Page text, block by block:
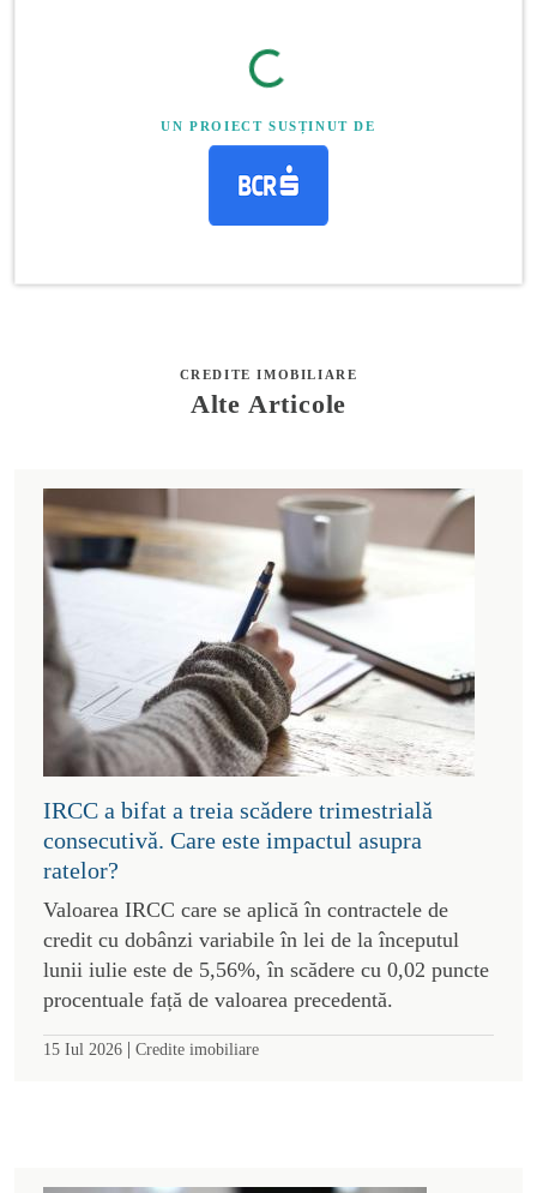
UN PROIECT SUSȚINUT DE
CREDITE IMOBILIARE
Alte Articole
IRCC a bifat a treia scădere trimestrială
consecutivă. Care este impactul asupra
ratelor?
Valoarea IRCC care se aplică în contractele de
credit cu dobânzi variabile în lei de la începutul
lunii iulie este de 5,56%, în scădere cu 0,02 puncte
procentuale față de valoarea precedentă.
15 Iul 2026 | Credite imobiliare